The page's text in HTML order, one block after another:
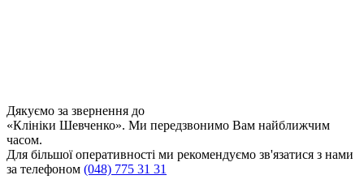
Дякуємо за звернення до
«Клініки Шевченко». Ми передзвонимо Вам найближчим
часом.
Для більшої оперативності ми рекомендуємо зв'язатися з нами
за телефоном (048) 775 31 31